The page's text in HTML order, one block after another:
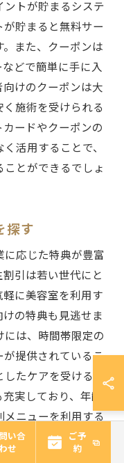
ントが貯まるシステ
貯まると無料サー
また、クーポンは
どで簡単に手に入
けのクーポンは大
施術を受けられる
ードやクーポンの
活用することで、
とができるでしょ
探す
応じた特典が豊富
引は若い世代にと
に美容室を利用す
の特典も見逃せま
は、時間帯限定の
が提供されているこ
たケアを受けるこ
実しており、年齢
メニューを利用する
敵なヘアスタイル
い合
せ
ご予
約